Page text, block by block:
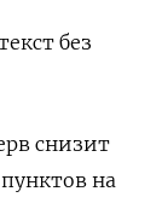
без
снизит
на